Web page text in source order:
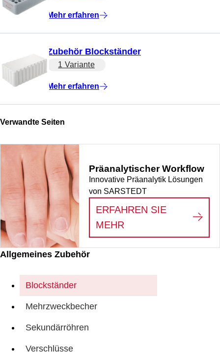
Allgemeines Zubehör
Blockständer
Mehrzweckbecher
Sekundärröhren
Verschlüsse
Mehr erfahren
Zubehör Blockständer
1 Variante
Mehr erfahren
Verwandte Seiten
Präanalytischer Workflow
Innovative Präanalytik Lösungen
von SARSTEDT
ERFAHREN SIE
MEHR